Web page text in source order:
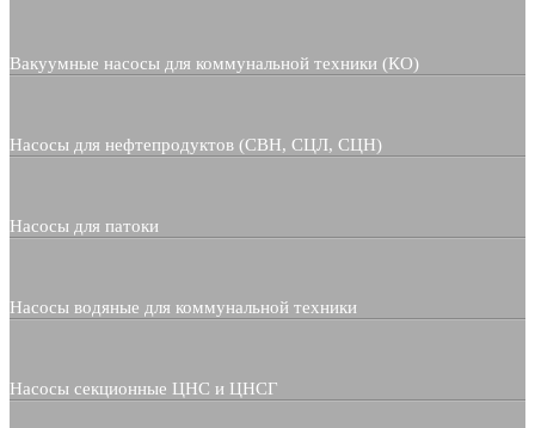
Вакуумные насосы для коммунальной техники (КО)
Насосы для нефтепродуктов (СВН, СЦЛ, СЦН)
Насосы для патоки
Насосы водяные для коммунальной техники
Насосы секционные ЦНС и ЦНСГ